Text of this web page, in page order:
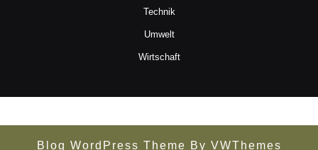
Technik
Umwelt
Wirtschaft
Blog WordPress Theme By VWThemes